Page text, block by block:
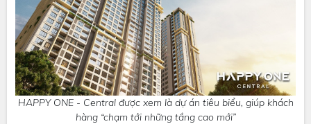
HAPPY ONE - Central được xem là dự án tiêu biểu, giúp khách
hàng “chạm tới những tầng cao mới”